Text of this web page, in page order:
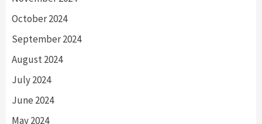
October 2024
September 2024
August 2024
July 2024
June 2024
May 2024